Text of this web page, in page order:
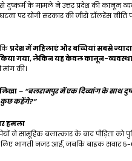
के मामले ने उत्तर प्रदेश की कानून
पर योगी सरकार की जीरो टॉलरेंस नीति
प्रदेश में महिलाएं और बच्चियां सबसे ज्यादा
किया गया, लेकिन यह केवल कानून-व्यवस्था
की।
– “बलरामपुर में एक दिव्यांग के साथ
कहेंगे?”
हमला
ने सामूहिक बलात्कार के बाद पीड़िता को
भागती नजर आई, जबकि बाइक सवार 5-